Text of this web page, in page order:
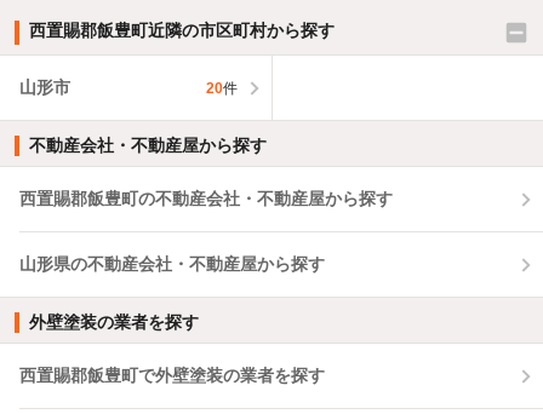
西置賜郡飯豊町近隣の市区町村から探す
山形市 20件
不動産会社・不動産屋から探す
西置賜郡飯豊町の不動産会社・不動産屋から探す
山形県の不動産会社・不動産屋から探す
外壁塗装の業者を探す
西置賜郡飯豊町で外壁塗装の業者を探す